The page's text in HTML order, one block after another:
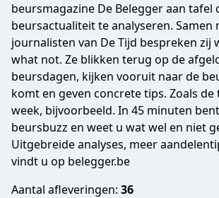
beursmagazine De Belegger aan tafel
beursactualiteit te analyseren. Samen
journalisten van De Tijd bespreken zij
what not. Ze blikken terug op de
beursdagen, kijken vooruit naar de
komt en geven concrete tips. Zoals de
week, bijvoorbeeld. In 45 minuten
beursbuzz en weet u wat wel en niet
Uitgebreide analyses, meer
vindt u op belegger.be
Aantal afleveringen: 36